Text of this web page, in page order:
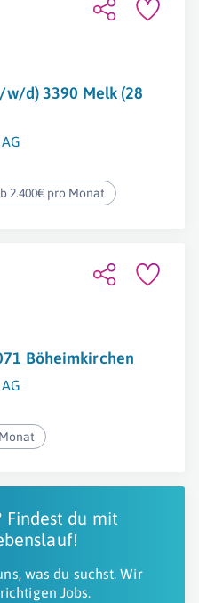
d) 3390 Melk (28
2.400€ pro Monat
Böheimkirchen
Findest du mit
was du suchst. Wir
Jobs.